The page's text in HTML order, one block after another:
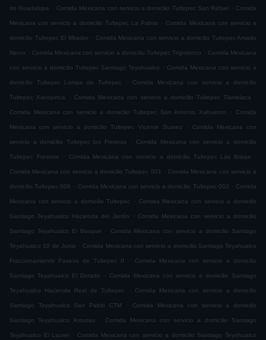
de Guadalupe . Comida Mexicana con servicio a domicilio Tultepec San Rafael . Comida
Mexicana con servicio a domicilio Tultepec La Palma . Comida Mexicana con servicio a
domicilio Tultepec El Mirador . Comida Mexicana con servicio a domicilio Tultepec Amado
Nervo . Comida Mexicana con servicio a domicilio Tultepec Trigotenco . Comida Mexicana
con servicio a domicilio Tultepec Santiago Teyahualco . Comida Mexicana con servicio a
domicilio Tultepec Lomas de Tultepec . Comida Mexicana con servicio a domicilio
Tultepec Xacopinca . Comida Mexicana con servicio a domicilio Tultepec Tlamelaca .
Comida Mexicana con servicio a domicilio Tultepec San Antonio Xahuento . Comida
Mexicana con servicio a domicilio Tultepec Vicente Suarez . Comida Mexicana con
servicio a domicilio Tultepec los Fresnos . Comida Mexicana con servicio a domicilio
Tultepec Fresnos . Comida Mexicana con servicio a domicilio Tultepec Las Brisas .
Comida Mexicana con servicio a domicilio Tultepec 001 . Comida Mexicana con servicio a
domicilio Tultepec 006 . Comida Mexicana con servicio a domicilio Tultepec 002 . Comida
Mexicana con servicio a domicilio Tultepec . Comida Mexicana con servicio a domicilio
Santiago Teyahualco Hacienda del Jardín . Comida Mexicana con servicio a domicilio
Santiago Teyahualco El Bosque . Comida Mexicana con servicio a domicilio Santiago
Teyahualco 10 de Junio . Comida Mexicana con servicio a domicilio Santiago Teyahualco
Fraccionamiento Paseos de Tultepec II . Comida Mexicana con servicio a domicilio
Santiago Teyahualco El Dorado . Comida Mexicana con servicio a domicilio Santiago
Teyahualco Hacienda Real de Tultepec . Comida Mexicana con servicio a domicilio
Santiago Teyahualco San Pablo CTM . Comida Mexicana con servicio a domicilio
Santiago Teyahualco Asturias . Comida Mexicana con servicio a domicilio Santiago
Teyahualco El Laurel . Comida Mexicana con servicio a domicilio Santiago Teyahualco